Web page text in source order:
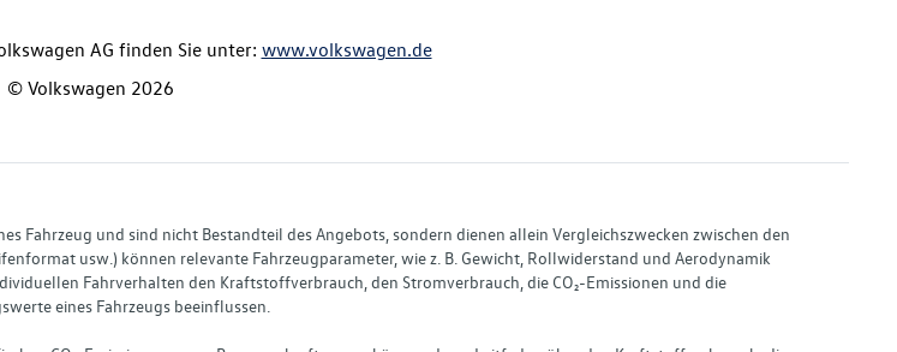
AG finden Sie unter: www.volkswagen.de
© Volkswagen 2026
Fahrzeug und sind nicht Bestandteil des Angebots, sondern dienen allein Vergleichszwecken zwischen den
usw.) können relevante Fahrzeugparameter, wie z. B. Gewicht, Rollwiderstand und Aerodynamik
Fahrverhalten den Kraftstoffverbrauch, den Stromverbrauch, die CO₂-Emissionen und die
eines Fahrzeugs beeinflussen.